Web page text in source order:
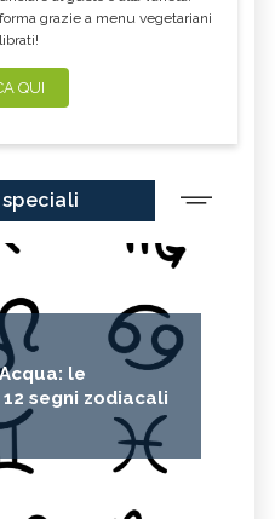
grazie a menu vegetariani
QUI
le
segni zodiacali